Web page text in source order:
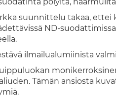
suunnittelu takaa, ettei
ND-
ilmailualumiinista
Tämän ansiosta